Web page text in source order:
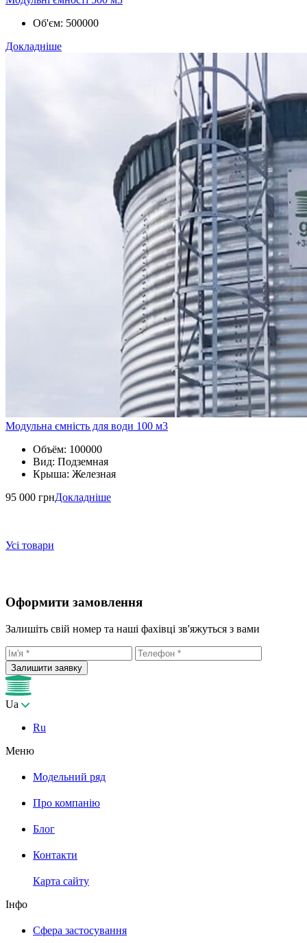
Об'єм: 500000
Докладніше
Модульна ємність для води 100 м3
Объём: 100000
Вид: Подземная
Крыша: Железная
95 000 грнДокладніше
Усі товари
Оформити замовлення
Залишіть свій номер та наші фахівці зв'яжуться з вами
Залишити заявку
Ua
Ru
Меню
Модельний ряд
Про компанію
Блог
Контакти
Карта сайту
Інфо
Сфера застосування